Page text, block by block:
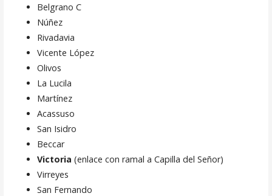
Belgrano C
Núñez
Rivadavia
Vicente López
Olivos
La Lucila
Martínez
Acassuso
San Isidro
Beccar
Victoria (enlace con ramal a Capilla del Señor)
Virreyes
San Fernando